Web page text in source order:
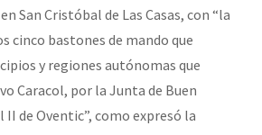
San Cristóbal de Las Casas, con “la
cinco bastones de mando que
y regiones autónomas que
Caracol, por la Junta de Buen
II de Oventic”, como expresó la